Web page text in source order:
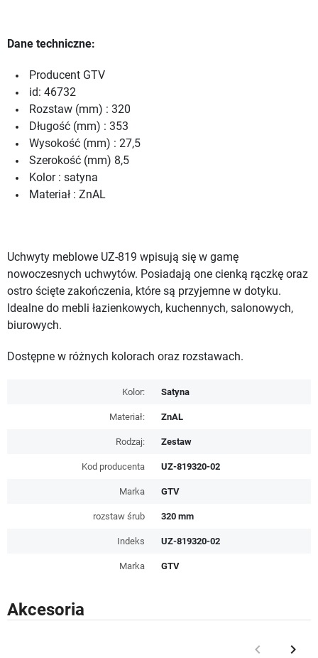
Dane techniczne:
Producent GTV
id: 46732
Rozstaw (mm) : 320
Długość (mm) : 353
Wysokość (mm) : 27,5
Szerokość (mm) 8,5
Kolor : satyna
Materiał : ZnAL
Uchwyty meblowe UZ-819 wpisują się w gamę
nowoczesnych uchwytów. Posiadają one cienką rączkę oraz
ostro ścięte zakończenia, które są przyjemne w dotyku.
Idealne do mebli łazienkowych, kuchennych, salonowych,
biurowych.
Dostępne w różnych kolorach oraz rozstawach.
Kolor: Satyna
Materiał: ZnAL
Rodzaj: Zestaw
Kod producenta UZ-819320-02
Marka GTV
rozstaw śrub 320 mm
Indeks UZ-819320-02
Marka GTV
Akcesoria
keyboard_arrow_left keyboard_arrow_right